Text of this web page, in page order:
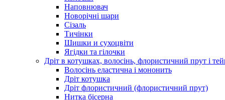
Наповнювач
Новорічні шари
Сізаль
Тичінки
Шишки и сухоцвіти
Ягідки та гілочки
Дріт в котушках, волосінь, флористичний прут і
Волосінь еластична і мононить
Дріт котушка
Дріт флористичний (флористичний прут)
Нитка бісерна